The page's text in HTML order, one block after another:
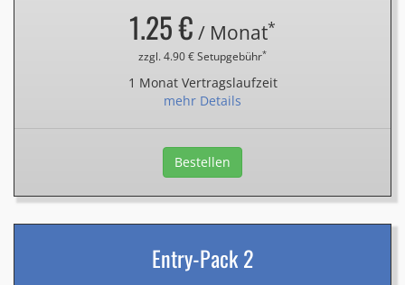
1.25 € / Monat*
zzgl. 4.90 € Setupgebühr*
1 Monat Vertragslaufzeit
mehr Details
Bestellen
Entry-Pack 2